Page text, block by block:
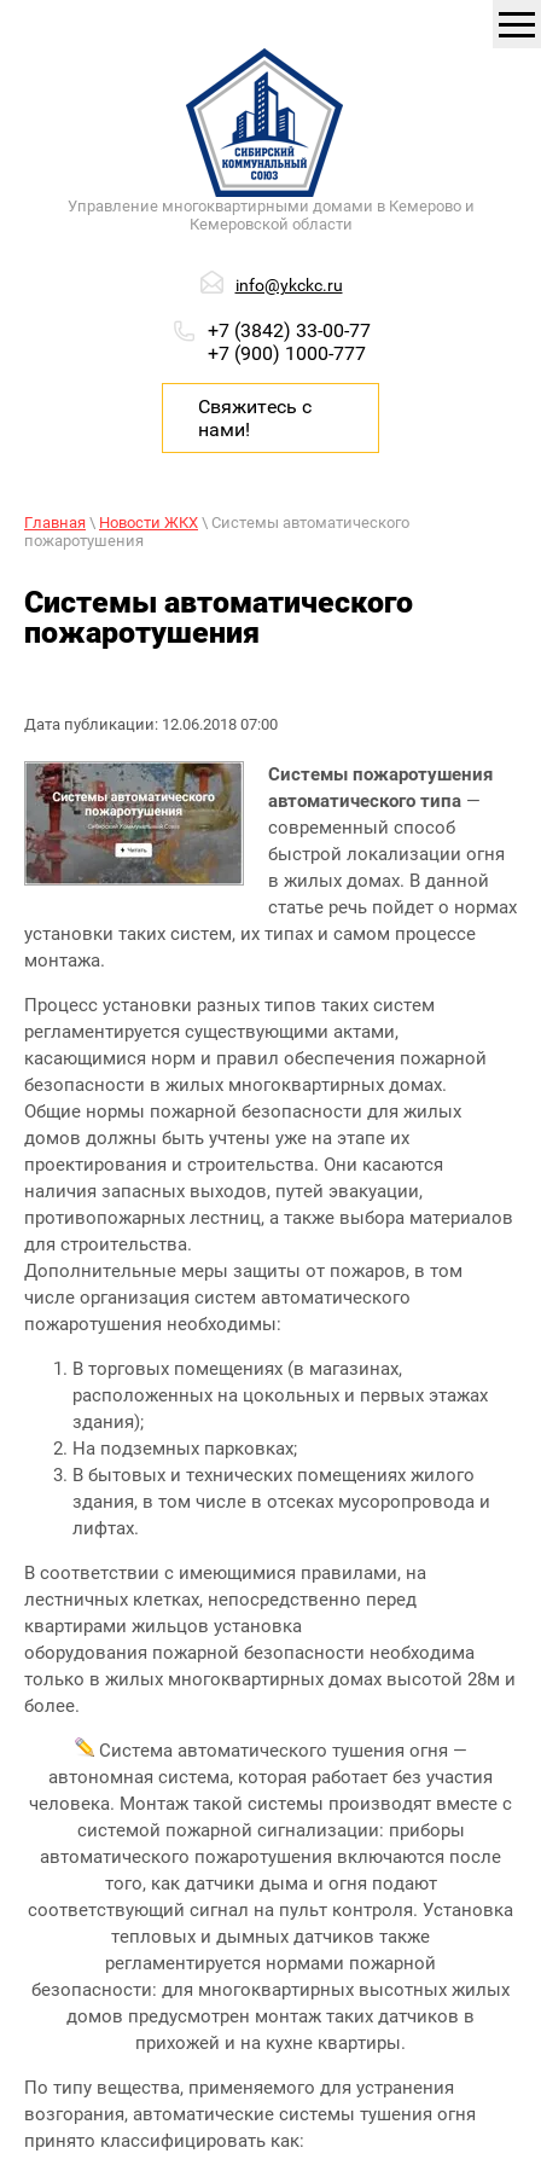
Управление многоквартирными домами в Кемерово и
Кемеровской области
info@ykckc.ru
+7 (3842) 33-00-77
+7 (900) 1000-777
Свяжитесь с
нами!
Главная \ Новости ЖКХ \ Системы автоматического
пожаротушения
Системы автоматического
пожаротушения
Дата публикации: 12.06.2018 07:00
Системы пожаротушения
автоматического типа—
современный способ
быстрой локализации огня
в жилых домах. В данной
статье речь пойдет о нормах
установки таких систем, их типах и самом процессе
монтажа.
Процесс установки разных типов таких систем
регламентируется существующими актами,
касающимися норм и правил обеспечения пожарной
безопасности в жилых многоквартирных домах.
Общие нормы пожарной безопасности для жилых
домов должны быть учтены уже на этапе их
проектирования и строительства. Они касаются
наличия запасных выходов, путей эвакуации,
противопожарных лестниц, а также выбора материалов
для строительства.
Дополнительные меры защиты от пожаров, в том
числе организация систем автоматического
пожаротушения необходимы:
В торговых помещениях (в магазинах,
расположенных на цокольных и первых этажах
здания);
На подземных парковках;
В бытовых и технических помещениях жилого
здания, в том числе в отсеках мусоропровода и
лифтах.
В соответствии с имеющимися правилами, на
лестничных клетках, непосредственно перед
квартирами жильцов установка
оборудования пожарной безопасности необходима
только в жилых многоквартирных домах высотой 28м и
более.
Система автоматического тушения огня —
автономная система, которая работает без участия
человека. Монтаж такой системы производят вместе с
системой пожарной сигнализации: приборы
автоматического пожаротушения включаются после
того, как датчики дыма и огня подают
соответствующий сигнал на пульт контроля. Установка
тепловых и дымных датчиков также
регламентируется нормами пожарной
безопасности: для многоквартирных высотных жилых
домов предусмотрен монтаж таких датчиков в
прихожей и на кухне квартиры.
По типу вещества, применяемого для устранения
возгорания, автоматические системы тушения огня
принято классифицировать как: